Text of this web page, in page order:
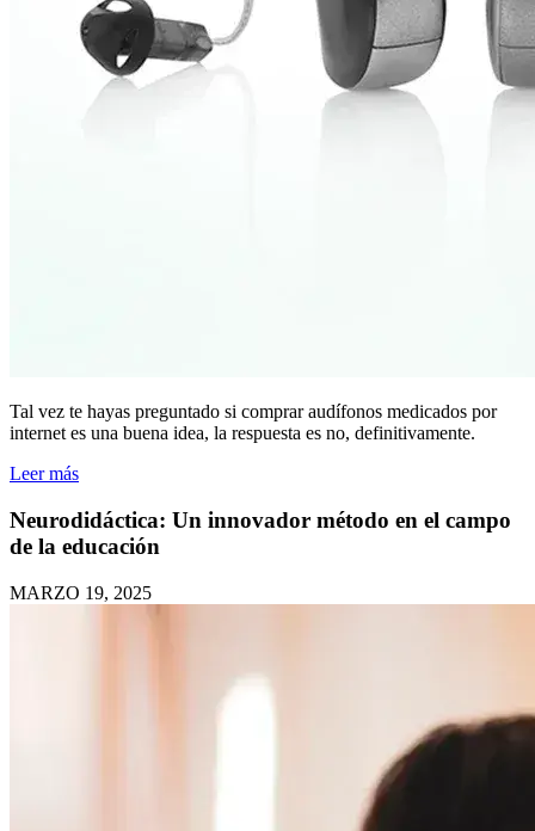
Tal vez te hayas preguntado si comprar audífonos medicados por
internet es una buena idea, la respuesta es no, definitivamente.
Leer más
Neurodidáctica: Un innovador método en el campo
de la educación
MARZO 19, 2025